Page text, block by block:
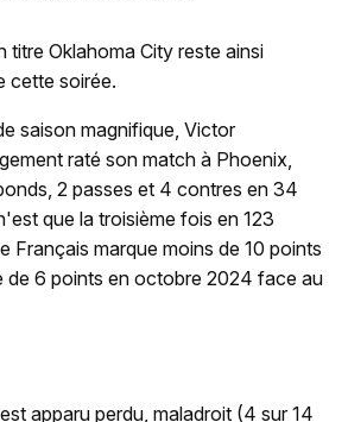
titre Oklahoma City reste ainsi
cette soirée.
saison magnifique, Victor
raté son match à Phoenix,
2 passes et 4 contres en 34
que la troisième fois en 123
Français marque moins de 10 points
de 6 points en octobre 2024 face au
apparu perdu, maladroit (4 sur 14